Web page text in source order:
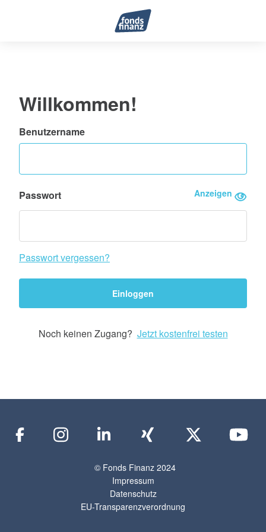
Willkommen!
Benutzername
Passwort Anzeigen
Passwort vergessen?
Einloggen
Noch keinen Zugang? Jetzt kostenfrei testen
© Fonds Finanz 2024
Impressum
Datenschutz
EU-Transparenzverordnung